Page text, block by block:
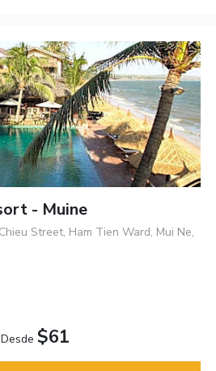
- Muine
Street, Ham Tien Ward, Mui Ne,
Desde $61